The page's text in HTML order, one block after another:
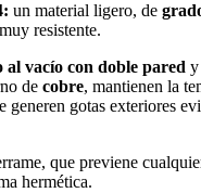
un material ligero, de
resistente.
al vacío con doble pared y
de cobre, mantienen la
generen gotas exteriores
que previene
hermética.